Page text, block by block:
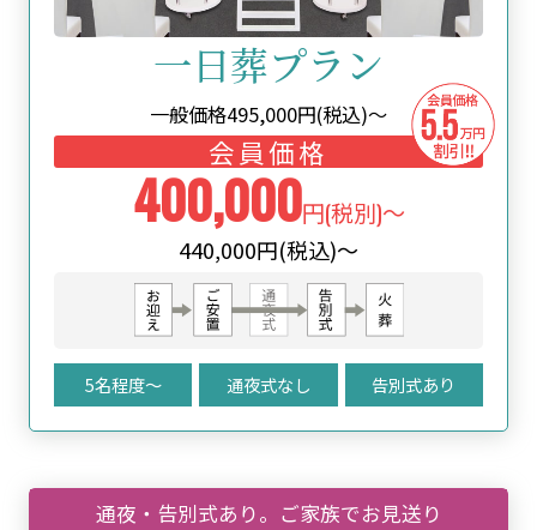
⼀⽇葬プラン
一般価格495,000円(税込)～
会員価格
400,000円(税別)～
440,000円(税込)～
5名程度〜 通夜式なし 告別式あり
通夜・告別式あり。ご家族でお⾒送り